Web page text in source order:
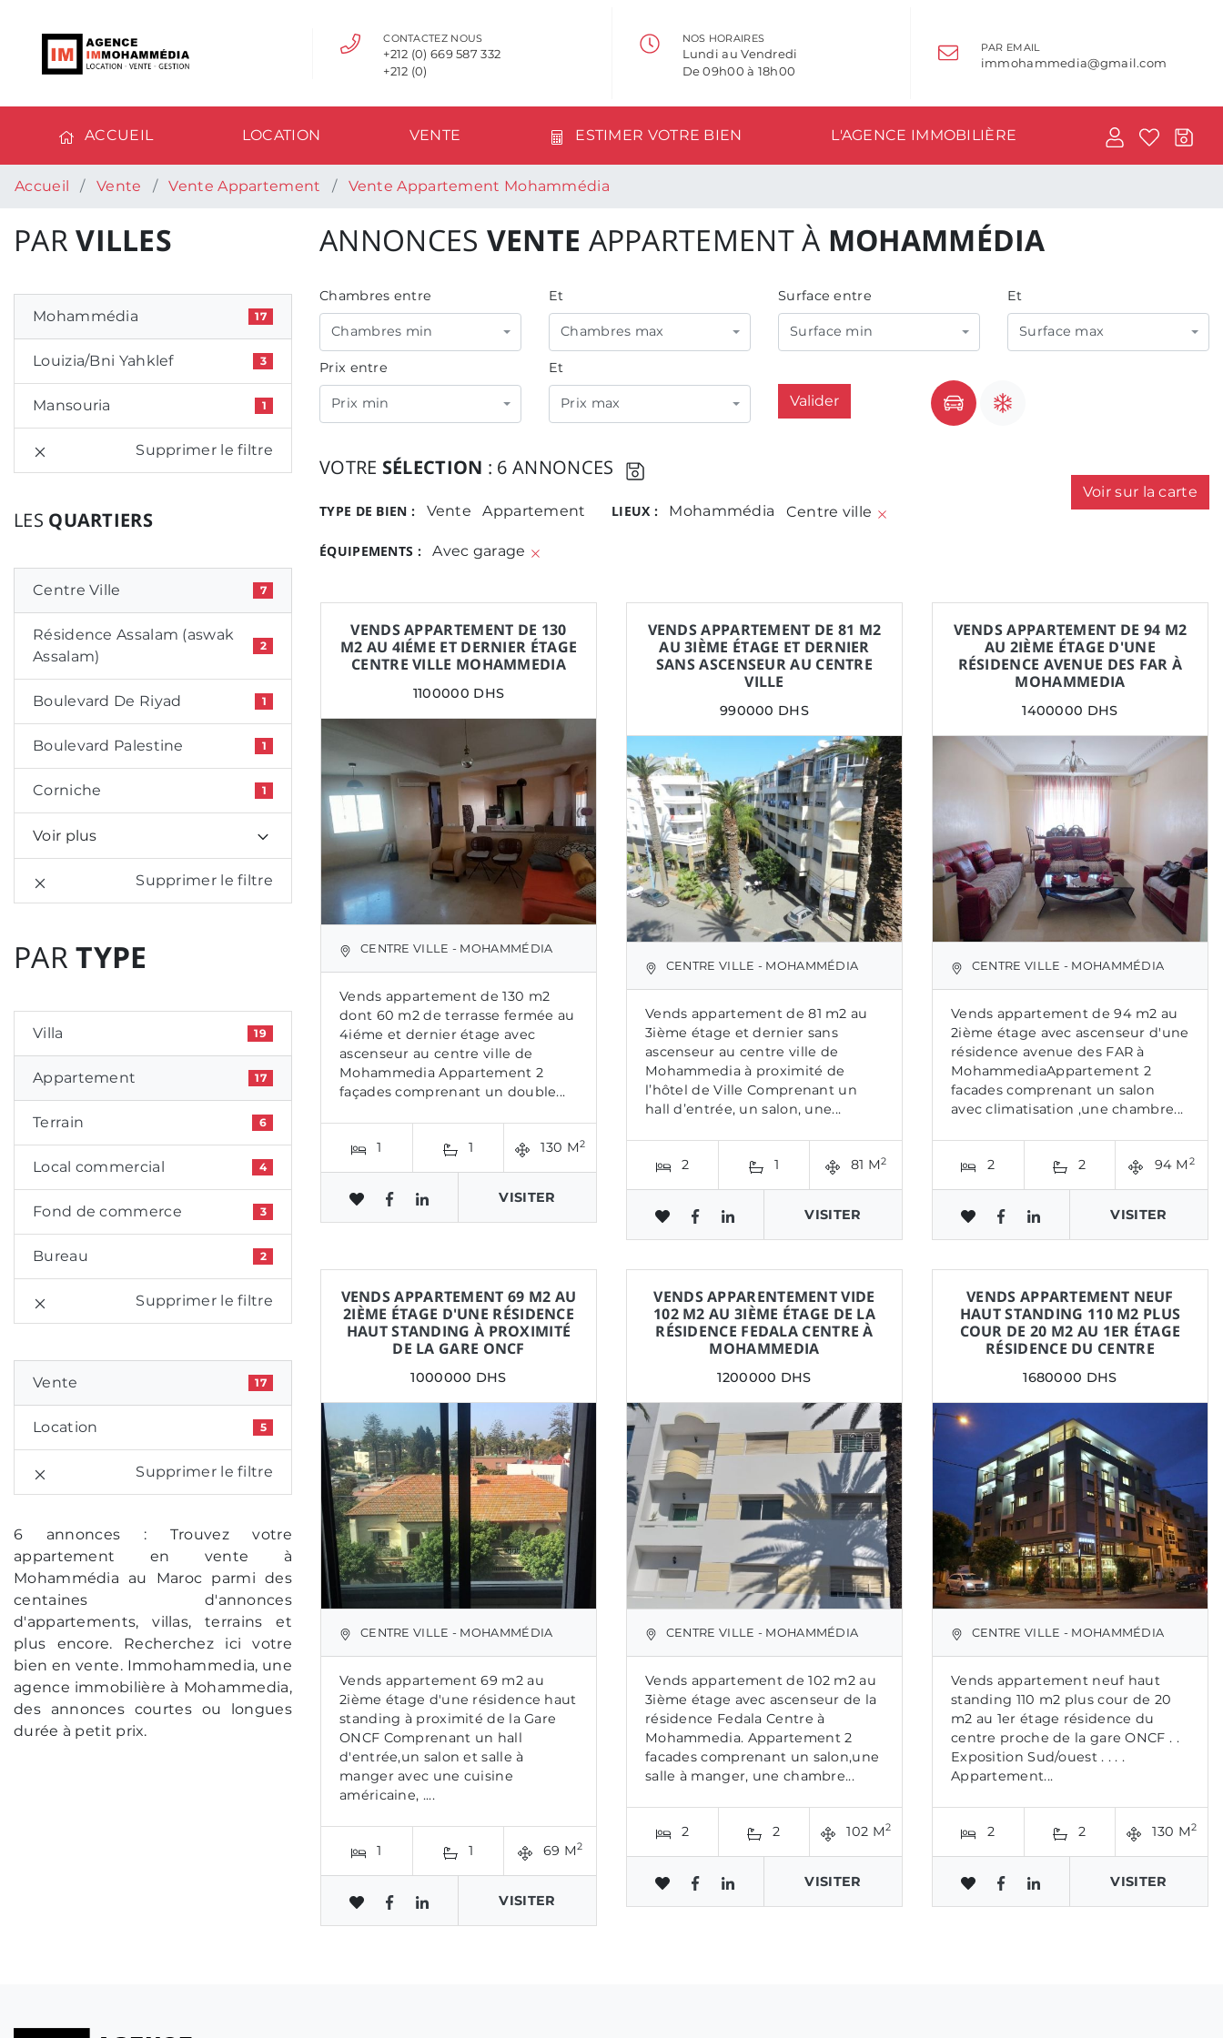
CONTACTEZ NOUS
+212 (0) 669 587 332
+212 (0)
NOS HORAIRES
Lundi au Vendredi
De 09h00 à 18h00
PAR EMAIL
immohammedia@gmail.com
ACCUEIL LOCATION VENTE ESTIMER VOTRE BIEN L'AGENCE IMMOBILIÈRE
Accueil Vente Vente Appartement Vente Appartement Mohammédia
PARVILLES
Mohammédia 17
Louizia/Bni Yahklef 3
Mansouria 1
Supprimer le filtre
LES QUARTIERS
Centre Ville 7
Résidence Assalam (aswak
Assalam)
2
Boulevard De Riyad 1
Boulevard Palestine 1
Corniche 1
Voir plus
Supprimer le filtre
PARTYPE
Villa 19
Appartement 17
Terrain 6
Local commercial 4
Fond de commerce 3
Bureau 2
Supprimer le filtre
Vente 17
Location 5
Supprimer le filtre
6 annonces : Trouvez votre
appartement en vente à
Mohammédia au Maroc parmi des
centaines d'annonces
d'appartements, villas, terrains et
plus encore. Recherchez ici votre
bien en vente. Immohammedia, une
agence immobilière à Mohammedia,
des annonces courtes ou longues
durée à petit prix.
ANNONCES VENTE APPARTEMENT À MOHAMMÉDIA
Chambres entre
Chambres min
Et
Chambres max
Surface entre
Surface min
Et
Surface max
Prix entre
Prix min
Et
Prix max Valider
VOTRE SÉLECTION : 6 ANNONCES
TYPE DE BIEN : Vente Appartement LIEUX : Mohammédia Centre ville
ÉQUIPEMENTS : Avec garage
Voir sur la carte
VENDS APPARTEMENT DE 130
M2 AU 4IÉME ET DERNIER ÉTAGE
CENTRE VILLE MOHAMMEDIA
1100000 DHS
CENTRE VILLE - MOHAMMÉDIA
Vends appartement de 130 m2
dont 60 m2 de terrasse fermée au
4iéme et dernier étage avec
ascenseur au centre ville de
Mohammedia Appartement 2
façades comprenant un double...
1 1 130 M2
VISITER
VENDS APPARTEMENT DE 81 M2
AU 3IÈME ÉTAGE ET DERNIER
SANS ASCENSEUR AU CENTRE
VILLE
990000 DHS
CENTRE VILLE - MOHAMMÉDIA
Vends appartement de 81 m2 au
3ième étage et dernier sans
ascenseur au centre ville de
Mohammedia à proximité de
l’hôtel de Ville Comprenant un
hall d’entrée, un salon, une...
2 1 81 M2
VISITER
VENDS APPARTEMENT DE 94 M2
AU 2IÈME ÉTAGE D'UNE
RÉSIDENCE AVENUE DES FAR À
MOHAMMEDIA
1400000 DHS
CENTRE VILLE - MOHAMMÉDIA
Vends appartement de 94 m2 au
2ième étage avec ascenseur d'une
résidence avenue des FAR à
MohammediaAppartement 2
facades comprenant un salon
avec climatisation ,une chambre...
2 2 94 M2
VISITER
VENDS APPARTEMENT 69 M2 AU
2IÈME ÉTAGE D'UNE RÉSIDENCE
HAUT STANDING À PROXIMITÉ
DE LA GARE ONCF
1000000 DHS
CENTRE VILLE - MOHAMMÉDIA
Vends appartement 69 m2 au
2ième étage d'une résidence haut
standing à proximité de la Gare
ONCF Comprenant un hall
d'entrée,un salon et salle à
manger avec une cuisine
américaine, ....
1 1 69 M2
VISITER
VENDS APPARENTEMENT VIDE
102 M2 AU 3IÈME ÉTAGE DE LA
RÉSIDENCE FEDALA CENTRE À
MOHAMMEDIA
1200000 DHS
CENTRE VILLE - MOHAMMÉDIA
Vends appartement de 102 m2 au
3ième étage avec ascenseur de la
résidence Fedala Centre à
Mohammedia. Appartement 2
facades comprenant un salon,une
salle à manger, une chambre...
2 2 102 M2
VISITER
VENDS APPARTEMENT NEUF
HAUT STANDING 110 M2 PLUS
COUR DE 20 M2 AU 1ER ÉTAGE
RÉSIDENCE DU CENTRE
1680000 DHS
CENTRE VILLE - MOHAMMÉDIA
Vends appartement neuf haut
standing 110 m2 plus cour de 20
m2 au 1er étage résidence du
centre proche de la gare ONCF . .
Exposition Sud/ouest . . . .
Appartement...
2 2 130 M2
VISITER